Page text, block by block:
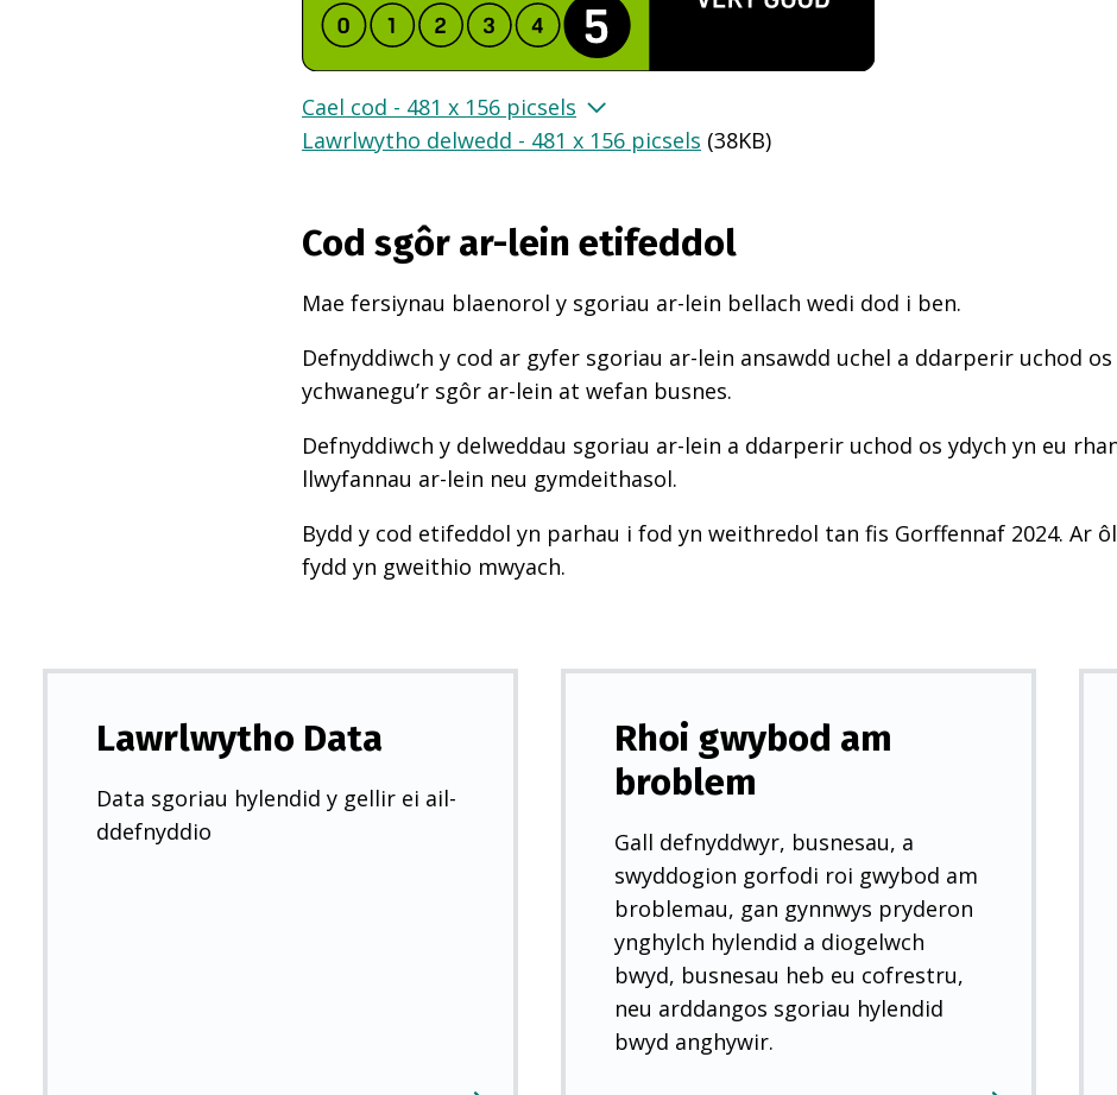
Cael cod - 481 x 156 picsels
Lawrlwytho delwedd - 481 x 156 picsels (38KB)
Cod sgôr ar-lein etifeddol
Mae fersiynau blaenorol y sgoriau ar-lein bellach wedi dod i ben.
Defnyddiwch y cod ar gyfer sgoriau ar-lein ansawdd uchel a ddarperir uchod os
ychwanegu’r sgôr ar-lein at wefan busnes.
Defnyddiwch y delweddau sgoriau ar-lein a ddarperir uchod os ydych yn eu
llwyfannau ar-lein neu gymdeithasol.
Bydd y cod etifeddol yn parhau i fod yn weithredol tan fis Gorffennaf 2024. Ar
fydd yn gweithio mwyach.
Lawrlwytho Data
Data sgoriau hylendid y gellir ei ail-
ddefnyddio
Rhoi gwybod am
broblem
Gall defnyddwyr, busnesau, a
swyddogion gorfodi roi gwybod am
broblemau, gan gynnwys pryderon
ynghylch hylendid a diogelwch
bwyd, busnesau heb eu cofrestru,
neu arddangos sgoriau hylendid
bwyd anghywir.